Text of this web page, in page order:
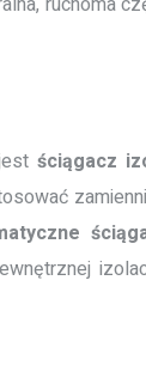
jestściągacz